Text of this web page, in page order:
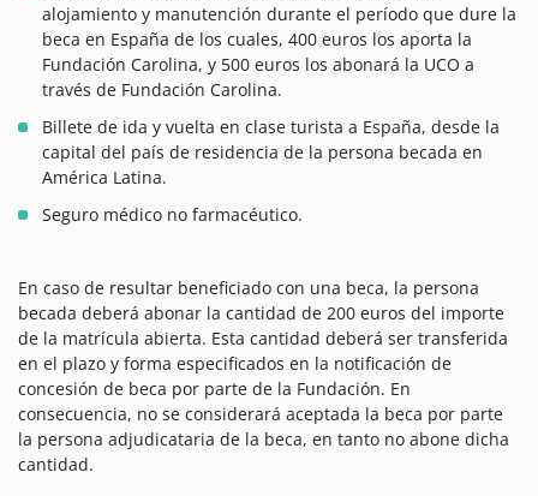
alojamiento y manutención durante el período que dure la
beca en España de los cuales, 400 euros los aporta la
Fundación Carolina, y 500 euros los abonará la UCO a
través de Fundación Carolina.
Billete de ida y vuelta en clase turista a España, desde la
capital del país de residencia de la persona becada en
América Latina.
Seguro médico no farmacéutico.
En caso de resultar beneficiado con una beca, la persona
becada deberá abonar la cantidad de 200 euros del importe
de la matrícula abierta. Esta cantidad deberá ser transferida
en el plazo y forma especificados en la notificación de
concesión de beca por parte de la Fundación. En
consecuencia, no se considerará aceptada la beca por parte
la persona adjudicataria de la beca, en tanto no abone dicha
cantidad.